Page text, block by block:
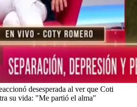
desesperada al ver que Coti
su vida: "Me partió el alma"